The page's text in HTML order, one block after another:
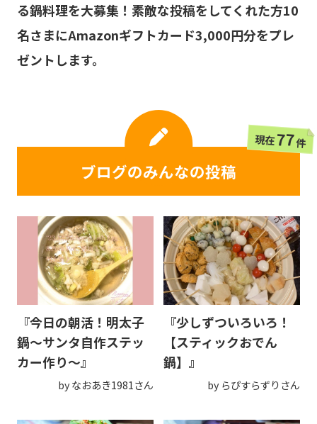
る鍋料理を大募集！素敵な投稿をしてくれた方10
名さまにAmazonギフトカード3,000円分をプレ
ゼントします。
ブログのみんなの投稿
現在77件
『今日の朝活！明太子
鍋〜サンタ自作ステッ
カー作り〜』
by なおあき1981さん
『少しずついろいろ！
【スティックおでん
鍋】』
by らぴすらずりさん